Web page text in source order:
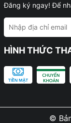
Đăng ký ngay! Để
HÌNH THỨC
©